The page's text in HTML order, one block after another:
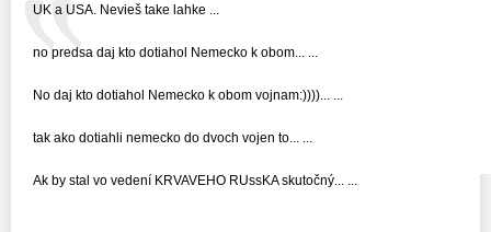
UK a USA. Nevieš take lahke ...
no predsa daj kto dotiahol Nemecko k obom... ...
No daj kto dotiahol Nemecko k obom vojnam:))))... ...
tak ako dotiahli nemecko do dvoch vojen to... ...
Ak by stal vo vedení KRVAVEHO RUssKA skutočný... ...